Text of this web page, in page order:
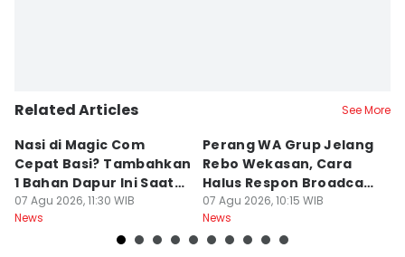
Related Articles See More
Nasi di Magic Com
Cepat Basi? Tambahkan
1 Bahan Dapur Ini Saat
Menanak, Awet 2 Hari
07 Agu 2026, 11:30 WIB
News
Perang WA Grup Jelang
Rebo Wekasan, Cara
Halus Respon Broadcast
Parno
07 Agu 2026, 10:15 WIB
News